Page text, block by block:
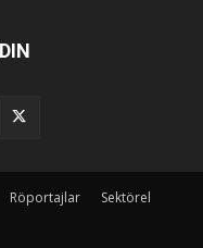
Röportajlar
Sektörel